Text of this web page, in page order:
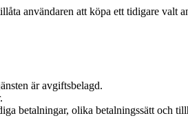
användaren att köpa ett tidigare valt
är avgiftsbelagd.
betalningar, olika betalningssätt och